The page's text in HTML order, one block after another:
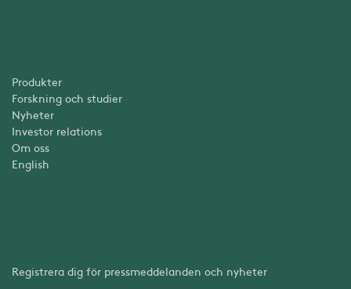
Produkter
Forskning och studier
Nyheter
Investor relations
Om oss
English
Registrera dig för pressmeddelanden och nyheter